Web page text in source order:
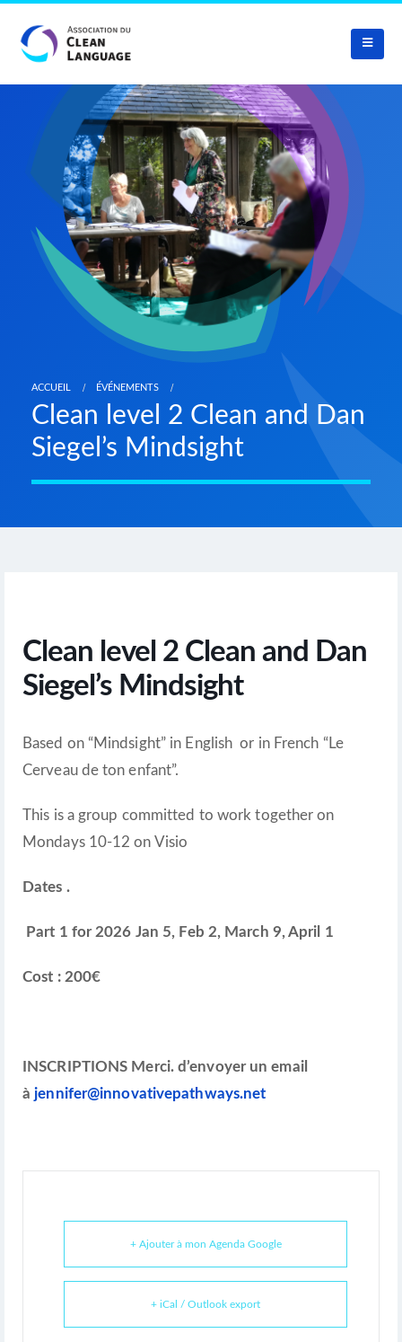
ACCUEIL ÉVÉNEMENTS
Clean level 2 Clean and Dan
Siegel’s Mindsight
Clean level 2 Clean and Dan
Siegel’s Mindsight
Based on “Mindsight” in English or in French “Le
Cerveau de ton enfant”.
This is a group committed to work together on
Mondays 10-12 on Visio
Dates .
Part 1 for 2026 Jan 5, Feb 2, March 9, April 1
Cost : 200€
INSCRIPTIONS Merci. d’envoyer un email
àjennifer@innovativepathways.net
+ Ajouter à mon Agenda Google
+ iCal / Outlook export